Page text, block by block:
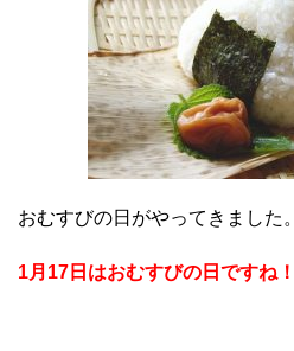
おむすびの日がやってきました。
1月17日はおむすびの日ですね！